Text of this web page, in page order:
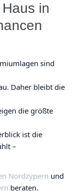
in
sind
Daher bleibt die
die größte
ist die
–
Nordzypern und
beraten.